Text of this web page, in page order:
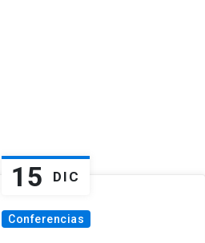
15 DIC
Conferencias